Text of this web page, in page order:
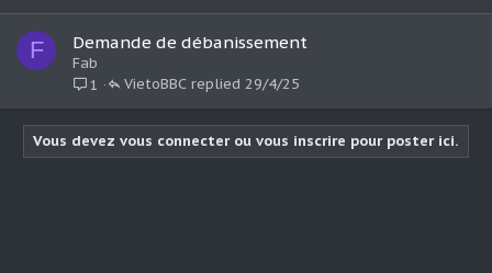
F Demande de débanissement
Fab
1
29/4/25
VietoBBC
Vous devez vous connecter ou vous inscrire pour poster ici.